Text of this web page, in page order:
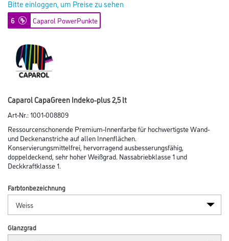
Bitte einloggen, um Preise zu sehen
6 Caparol PowerPunkte
Caparol CapaGreen Indeko-plus 2,5 lt
Art-Nr.:1001-008809
Ressourcenschonende Premium-Innenfarbe für hochwertigste Wand-
und Decken­anstriche auf allen Innenflächen.
Konservierungsmittelfrei, hervorragend ausbesserungsfähig,
doppeldeckend, sehr hoher Weißgrad. Nassabriebklasse 1 und
Deckkraftklasse 1.
Farbtonbezeichnung
Glanzgrad